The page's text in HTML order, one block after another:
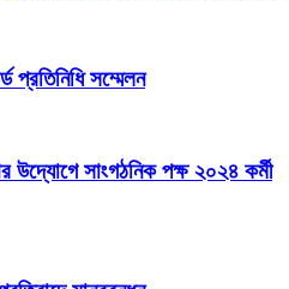
প্রতিনিধি সম্মেলন
উদ্যোগে সাংগঠনিক পক্ষ ২০২৪ কর্মী